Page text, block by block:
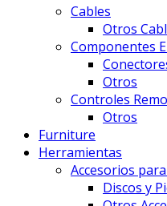
Cables
Otros
Componentes
Otros
Controles
Otros
Furniture
Herramientas
Accesorios
Discos y